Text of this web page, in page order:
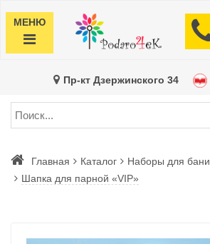
МЕНЮ
Пр-кт Дзержинского 34
Главная Каталог
Наборы для бани
Шапка для парной «VIP»